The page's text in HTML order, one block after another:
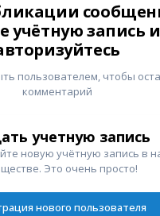
учётную запись
пользователем, чтобы
комментарий
учетную запись
новую учётную запись в
Это очень просто!
нового пользователя